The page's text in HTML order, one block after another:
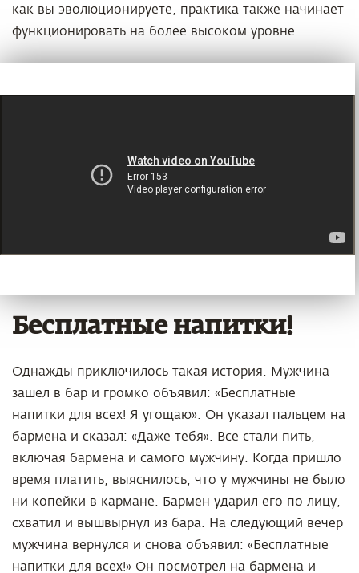
как вы эволюционируете, практика также начинает
функционировать на более высоком уровне.
Бесплатные напитки!
Однажды приключилось такая история. Мужчина
зашел в бар и громко объявил: «Бесплатные
напитки для всех! Я угощаю». Он указал пальцем на
бармена и сказал: «Даже тебя». Все стали пить,
включая бармена и самого мужчину. Когда пришло
время платить, выяснилось, что у мужчины не было
ни копейки в кармане. Бармен ударил его по лицу,
схватил и вышвырнул из бара. На следующий вечер
мужчина вернулся и снова объявил: «Бесплатные
напитки для всех!» Он посмотрел на бармена и